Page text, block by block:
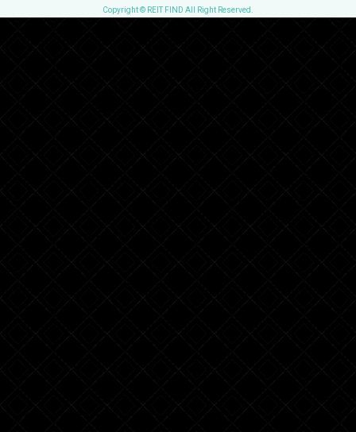
Copyright © REIT FIND All Right Reserved.